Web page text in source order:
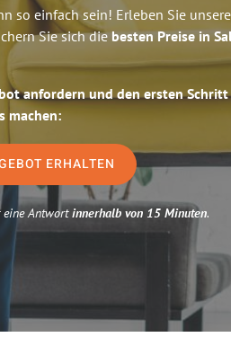
so einfach sein! Erleben Sie
Sie sich diebesten Preise in
anfordern und den ersten Schritt
machen:
ERHALTEN
Antwortinnerhalb von 15 Minuten.